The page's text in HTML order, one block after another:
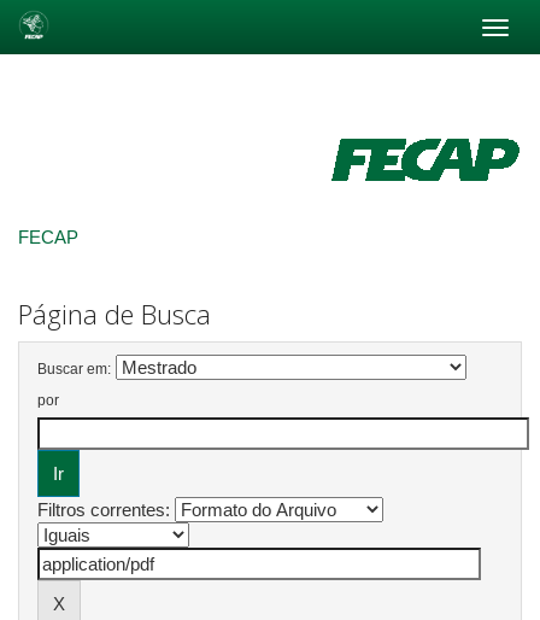
FECAP
Página de Busca
Buscar em:
por
Filtros correntes: